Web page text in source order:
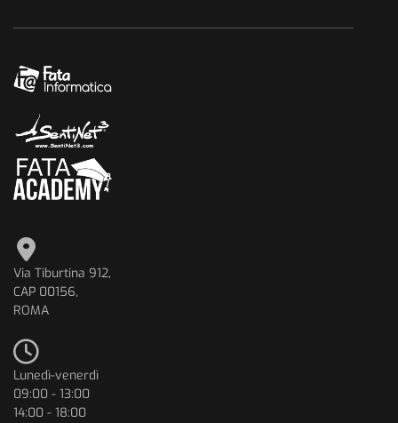
Via Tiburtina 912,
CAP 00156,
ROMA
Lunedì-venerdì
09:00 - 13:00
14:00 - 18:00